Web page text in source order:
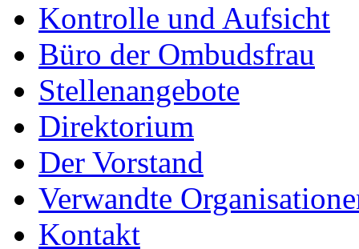
Kontrolle und Aufsicht
Büro der Ombudsfrau
Stellenangebote
Direktorium
Der Vorstand
Verwandte
Kontakt